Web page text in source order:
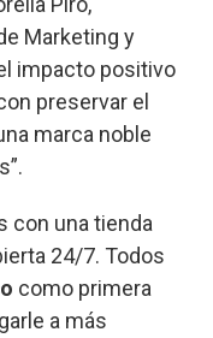
Marketing y
impacto positivo
preservar el
marca noble
con una tienda
24/7. Todos
como primera
a más